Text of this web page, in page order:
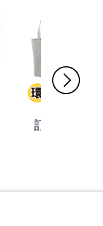
訂製款|環